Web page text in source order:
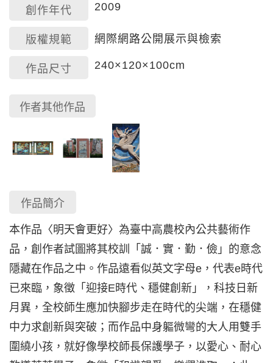
創作年代 2009
版權規範 網際網路公開展示與檢索
作品尺寸 240×120×100cm
作者其他作品
作品簡介
本作品〈明天會更好〉為臺中高農校內公共藝術作
品，創作者試圖將其校訓「誠．實．勤．儉」的意念
隱藏在作品之中。作品遠看似英文字母e，代表e時代
已來臨，象徵「迎接E時代、穩健創新」，科技日新
月異，全校師生應加快腳步走在時代的尖端，在穩健
中力求創新與突破；而作品中身軀微彎的大人用雙手
圍繞小孩，就好像學校師長保護學子，以愛心、耐心